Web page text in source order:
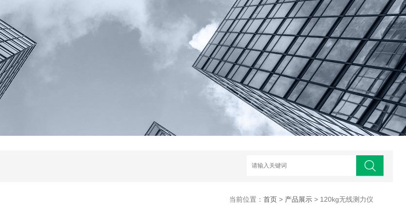
当前位置： 首页> 产品展示> 120kg无线测力仪